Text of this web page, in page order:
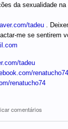
da sexualidade
tadeu .
me se sentirem
tadeu
renatucho74
renatucho74
comentários